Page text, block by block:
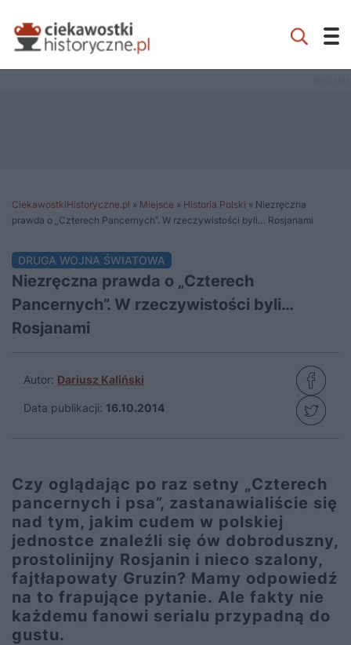
CiekawostkiHistoryczne.pl » Miejsce » Historia Polski » Niezręczna
prawda o „Czterech Pancernych”. W rzeczywistości byli… Rosjanami
DRUGA WOJNA ŚWIATOWA
Niezręczna prawda o „Czterech
Pancernych”. W rzeczywistości byli…
Rosjanami
Autor: Dariusz Kaliński
Data publikacji: 16.10.2014
Czy oglądając po raz setny „Czterech
pancernych i psa”, zastanawialiście się
nad tym, jakim cudem w polskiej
jednostce znaleźli się ów dobroduszny,
prostolinijny Rosjanin i nieco szalony,
fajtłapowaty Gruzin? Mamy odpowiedź
na to frapujące pytanie. Ale fakty nie
każdemu fanowi serialu przypadną do
gustu.